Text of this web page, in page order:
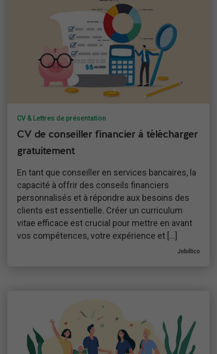
CV & Lettres de présentation
CV de conseiller financier à télécharger
gratuitement
En tant que conseiller en services bancaires, la
capacité à offrir des conseils financiers
personnalisés et à répondre aux besoins des
clients est essentielle. Créer un curriculum
vitae efficace est crucial pour mettre en avant
vos compétences, votre expérience et […]
Jobillico